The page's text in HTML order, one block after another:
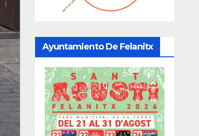
Ayuntamiento De Felanitx